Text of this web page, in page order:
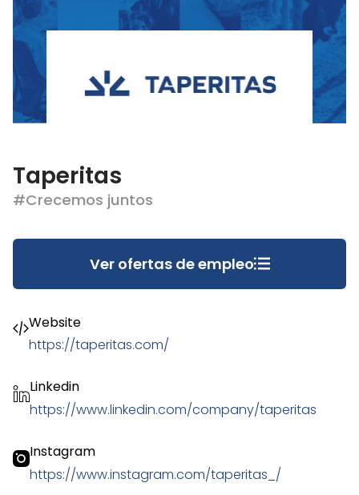
Taperitas
#Crecemos juntos
Ver ofertas de empleo
Website
https://taperitas.com/
Linkedin
https://www.linkedin.com/company/taperitas
Instagram
https://www.instagram.com/taperitas_/